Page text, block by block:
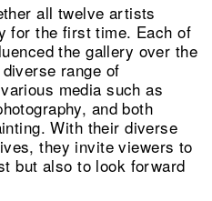
all twelve artists
for the first time. Each of
the gallery over the
range of
media such as
and both
With their diverse
they invite viewers to
but also to look forward